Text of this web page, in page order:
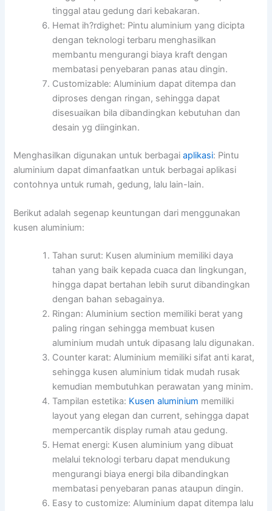
tinggal atau gedung dari kebakaran.
Hemat ih?rdighet: Pintu aluminium yang dicipta
dengan teknologi terbaru menghasilkan
membantu mengurangi biaya kraft dengan
membatasi penyebaran panas atau dingin.
Customizable: Aluminium dapat ditempa dan
diproses dengan ringan, sehingga dapat
disesuaikan bila dibandingkan kebutuhan dan
desain yg diinginkan.
Menghasilkan digunakan untuk berbagaiaplikasi: Pintu
aluminium dapat dimanfaatkan untuk berbagai aplikasi
contohnya untuk rumah, gedung, lalu lain-lain.
Berikut adalah segenap keuntungan dari menggunakan
kusen aluminium:
Tahan surut: Kusen aluminium memiliki daya
tahan yang baik kepada cuaca dan lingkungan,
hingga dapat bertahan lebih surut dibandingkan
dengan bahan sebagainya.
Ringan: Aluminium section memiliki berat yang
paling ringan sehingga membuat kusen
aluminium mudah untuk dipasang lalu digunakan.
Counter karat: Aluminium memiliki sifat anti karat,
sehingga kusen aluminium tidak mudah rusak
kemudian membutuhkan perawatan yang minim.
Tampilan estetika: Kusen aluminium memiliki
layout yang elegan dan current, sehingga dapat
mempercantik display rumah atau gedung.
Hemat energi: Kusen aluminium yang dibuat
melalui teknologi terbaru dapat mendukung
mengurangi biaya energi bila dibandingkan
membatasi penyebaran panas ataupun dingin.
Easy to customize: Aluminium dapat ditempa lalu